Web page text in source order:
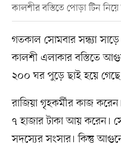
কালশীর বস্তিতে পোড়া টিন
গতকাল সোমবার সন্ধ্যা সাড়ে
কালশী এলাকার বস্তিতে
২০০ ঘর পুড়ে ছাই হয়ে
রাজিয়া গৃহকর্মীর কাজ
৭ হাজার টাকা আয় করেন।
সদস্যের সংসার। কিন্তু